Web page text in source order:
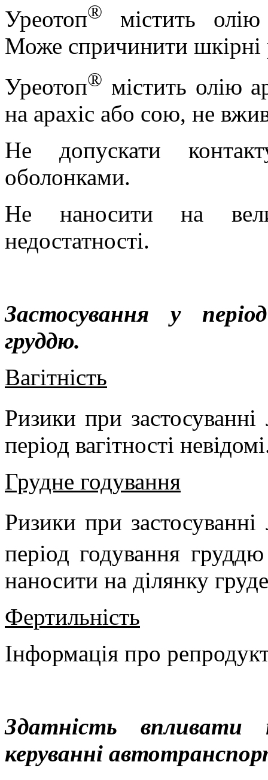
Уреотоп® містить
Може спричинити шкірні
Уреотоп® містить олію
на арахіс або сою, не
Не допускати
оболонками.
Не наносити на
недостатності.
Застосування у
груддю.
Вагітність
Ризики при застосуванні
період вагітності
Грудне годування
Ризики при застосуванні
період годування
наносити на ділянку
Фертильність
Інформація про
Здатність впливати
керуванні